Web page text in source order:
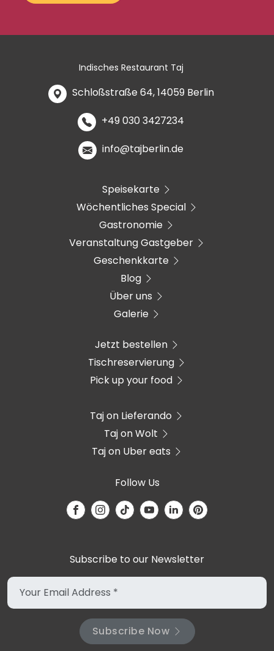
Indisches Restaurant Taj
Schloßstraße 64, 14059 Berlin
+49 030 3427234
info@tajberlin.de
Speisekarte
Wöchentliches Special
Gastronomie
Veranstaltung Gastgeber
Geschenkkarte
Blog
Über uns
Galerie
Jetzt bestellen
Tischreservierung
Pick up your food
Taj on Lieferando
Taj on Wolt
Taj on Uber eats
Follow Us
Subscribe to our Newsletter
Subscribe Now